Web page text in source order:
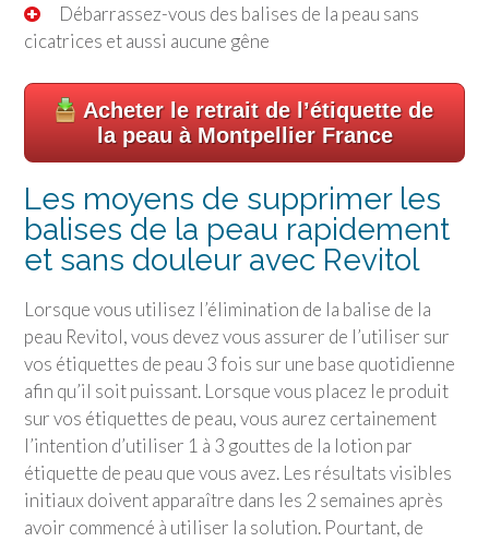
Débarrassez-vous des balises de la peau sans
cicatrices et aussi aucune gêne
Acheter le retrait de l’étiquette de
la peau à Montpellier France
Les moyens de supprimer les
balises de la peau rapidement
et sans douleur avec Revitol
Lorsque vous utilisez l’élimination de la balise de la
peau Revitol, vous devez vous assurer de l’utiliser sur
vos étiquettes de peau 3 fois sur une base quotidienne
afin qu’il soit puissant. Lorsque vous placez le produit
sur vos étiquettes de peau, vous aurez certainement
l’intention d’utiliser 1 à 3 gouttes de la lotion par
étiquette de peau que vous avez. Les résultats visibles
initiaux doivent apparaître dans les 2 semaines après
avoir commencé à utiliser la solution. Pourtant, de